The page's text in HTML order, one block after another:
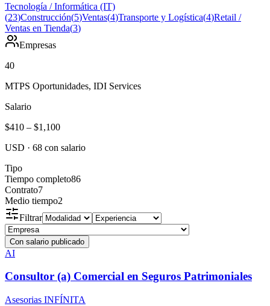
Tecnología / Informática (IT)
(23)Construcción(5)Ventas(4)Transporte y Logística(4)Retail /
Ventas en Tienda(3)
Empresas
40
MTPS Oportunidades, IDI Services
Salario
$410 – $1,100
USD · 68 con salario
Tipo
Tiempo completo86
Contrato7
Medio tiempo2
Filtrar
Con salario publicado
AI
Consultor (a) Comercial en Seguros Patrimoniales
Asesorias INFÍNITA